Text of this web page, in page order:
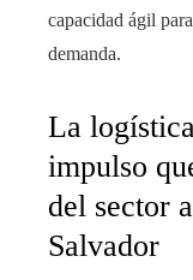
capacidad ágil
demanda.
La
impulso
del sector
Salvador